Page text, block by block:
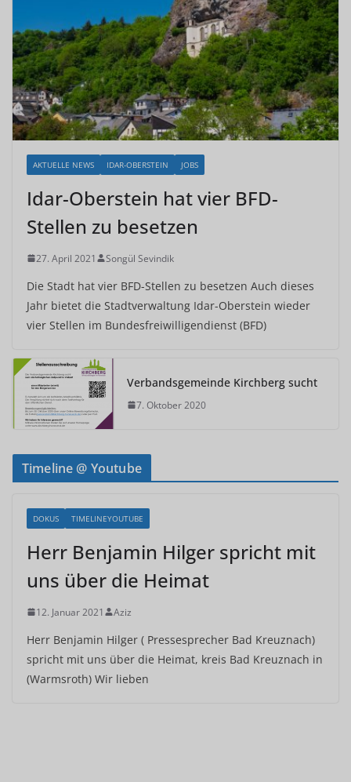
AKTUELLE NEWS IDAR-OBERSTEIN JOBS
Idar-Oberstein hat vier BFD-
Stellen zu besetzen
27. April 2021 Songül Sevindik
Die Stadt hat vier BFD-Stellen zu besetzen Auch dieses
Jahr bietet die Stadtverwaltung Idar-Oberstein wieder
vier Stellen im Bundesfreiwilligendienst (BFD)
Verbandsgemeinde Kirchberg sucht
7. Oktober 2020
Timeline @ Youtube
DOKUS TIMELINEYOUTUBE
Herr Benjamin Hilger spricht mit
uns über die Heimat
12. Januar 2021 Aziz
Herr Benjamin Hilger ( Pressesprecher Bad Kreuznach)
spricht mit uns über die Heimat, kreis Bad Kreuznach in
(Warmsroth) Wir lieben